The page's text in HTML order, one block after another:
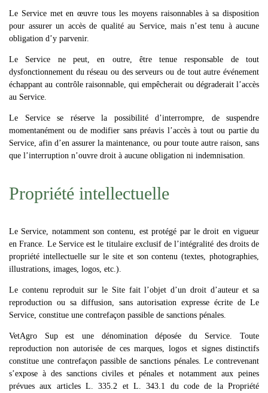
Le Service met en œuvre tous les moyens raisonnables à sa disposition
pour assurer un accès de qualité au Service, mais n’est tenu à aucune
obligation d’y parvenir.
Le Service ne peut, en outre, être tenue responsable de tout
dysfonctionnement du réseau ou des serveurs ou de tout autre événement
échappant au contrôle raisonnable, qui empêcherait ou dégraderait l’accès
au Service.
Le Service se réserve la possibilité d’interrompre, de suspendre
momentanément ou de modifier sans préavis l’accès à tout ou partie du
Service, afin d’en assurer la maintenance, ou pour toute autre raison, sans
que l’interruption n’ouvre droit à aucune obligation ni indemnisation.
Propriété intellectuelle
Le Service, notamment son contenu, est protégé par le droit en vigueur
en France. Le Service est le titulaire exclusif de l’intégralité des droits de
propriété intellectuelle sur le site et son contenu (textes, photographies,
illustrations, images, logos, etc.).
Le contenu reproduit sur le Site fait l’objet d’un droit d’auteur et sa
reproduction ou sa diffusion, sans autorisation expresse écrite de Le
Service, constitue une contrefaçon passible de sanctions pénales.
VetAgro Supest une dénomination déposée du Service. Toute
reproduction non autorisée de ces marques, logos et signes distinctifs
constitue une contrefaçon passible de sanctions pénales. Le contrevenant
s’expose à des sanctions civiles et pénales et notamment aux peines
prévues aux articles L. 335.2 et L. 343.1 du code de la Propriété